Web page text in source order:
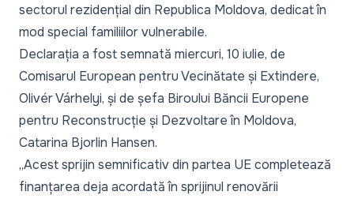
sectorul rezidențial din Republica Moldova, dedicat în
mod special familiilor vulnerabile.
Declarația a fost semnată miercuri, 10 iulie, de
Comisarul European pentru Vecinătate și Extindere,
Olivér Várhelyi, și de șefa Biroului Băncii Europene
pentru Reconstrucție și Dezvoltare în Moldova,
Catarina Bjorlin Hansen.
„Acest sprijin semnificativ din partea UE completează
finanțarea deja acordată în sprijinul renovării